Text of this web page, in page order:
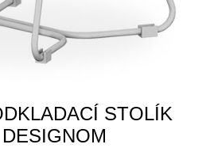
STOLÍK